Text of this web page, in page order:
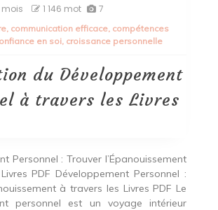
Développement
Personnel
les
Livres
PDF
mois 1 146 mot 7
, communication efficace, compétences
en soi, croissance personnelle
du Développement
à travers les Livres
Personnel : Trouver l’Épanouissement
PDF Développement Personnel :
à travers les Livres PDF Le
personnel est un voyage intérieur